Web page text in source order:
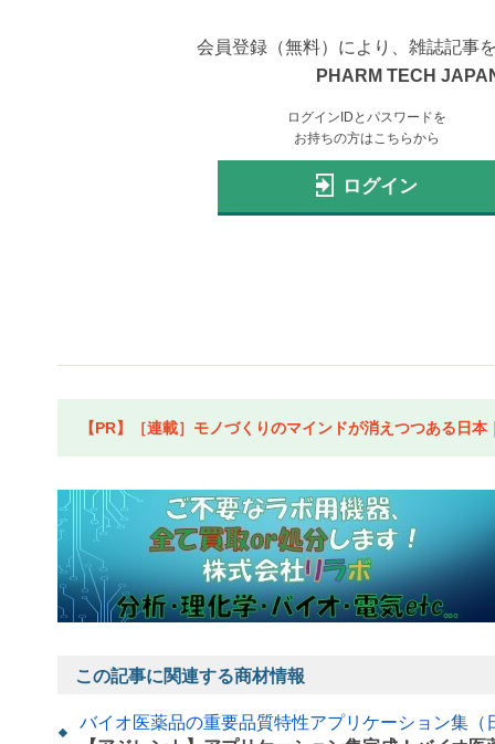
会員登録（無料）により、雑誌記事
PHARM TECH
ログインIDとパスワードを
お持ちの方はこちらから
ログイン
【PR】［連載］モノづくりのマインドが消えつつある日
この記事に関連する商材情報
バイオ医薬品の重要品質特性アプリケーション集（